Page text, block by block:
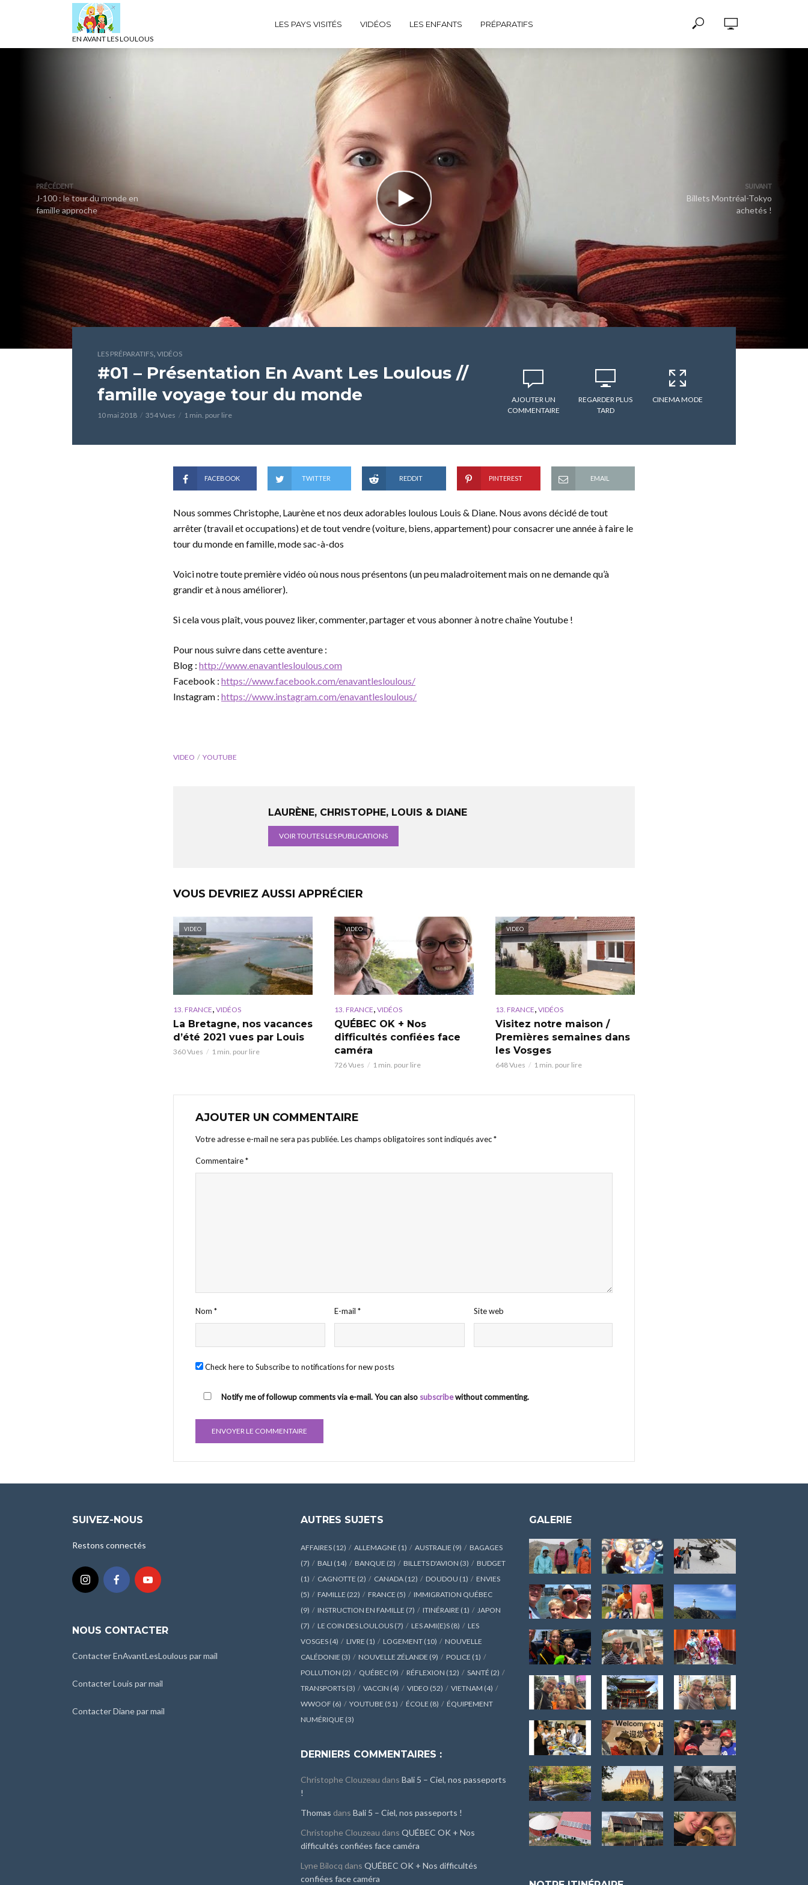
EN AVANT LES LOULOUS
LES PAYS VISITÉS VIDÉOS LES ENFANTS PRÉPARATIFS
PRÉCÉDENT
J-100 : le tour du monde en
famille approche
SUIVANT
Billets Montréal-Tokyo
achetés !
LES PRÉPARATIFS, VIDÉOS
#01 – Présentation En Avant Les Loulous //
famille voyage tour du monde
10 mai 2018 354 Vues 1 min. pour lire
AJOUTER UN
COMMENTAIRE
REGARDER PLUS
TARD
CINEMA MODE
FACEBOOK TWITTER REDDIT PINTEREST EMAIL
Nous sommes Christophe, Laurène et nos deux adorables loulous Louis & Diane. Nous avons décidé de tout
arrêter (travail et occupations) et de tout vendre (voiture, biens, appartement) pour consacrer une année à faire le
tour du monde en famille, mode sac-à-dos
Voici notre toute première vidéo où nous nous présentons (un peu maladroitement mais on ne demande qu’à
grandir et à nous améliorer).
Si cela vous plaît, vous pouvez liker, commenter, partager et vous abonner à notre chaîne Youtube !
Pour nous suivre dans cette aventure :
Blog : http://www.enavantlesloulous.com
Facebook : https://www.facebook.com/enavantlesloulous/
Instagram : https://www.instagram.com/enavantlesloulous/
VIDEO YOUTUBE
LAURÈNE, CHRISTOPHE, LOUIS & DIANE
VOIR TOUTES LES PUBLICATIONS
VOUS DEVRIEZ AUSSI APPRÉCIER
VIDEO
13. FRANCE, VIDÉOS
La Bretagne, nos vacances
d’été 2021 vues par Louis
360 Vues 1 min. pour lire
VIDEO
13. FRANCE, VIDÉOS
QUÉBEC OK + Nos
difficultés confiées face
caméra
726 Vues 1 min. pour lire
VIDEO
13. FRANCE, VIDÉOS
Visitez notre maison /
Premières semaines dans
les Vosges
648 Vues 1 min. pour lire
AJOUTER UN COMMENTAIRE
Votre adresse e-mail ne sera pas publiée. Les champs obligatoires sont indiqués avec*
Commentaire*
Nom * E-mail* Site web
Check here to Subscribe to notifications for new posts
Notify me of followup comments via e-mail. You can also subscribewithout commenting.
SUIVEZ-NOUS
Restons connectés
NOUS CONTACTER
Contacter EnAvantLesLoulous par mail
Contacter Louis par mail
Contacter Diane par mail
AUTRES SUJETS
AFFAIRES (12) ALLEMAGNE (1) AUSTRALIE (9)
BAGAGES
(7)
BALI (14) BANQUE (2) BILLETS D'AVION (3)
BUDGET
(1)
CAGNOTTE (2) CANADA (12) DOUDOU (1)
ENVIES
(5)
FAMILLE (22) FRANCE (5)
IMMIGRATION QUÉBEC
(9)
INSTRUCTION EN FAMILLE (7) ITINÉRAIRE (1)
JAPON
(7)
LE COIN DES LOULOUS (7) LES AMI(E)S (8)
LES
VOSGES (4) LIVRE (1) LOGEMENT (10)
NOUVELLE
CALÉDONIE (3) NOUVELLE ZÉLANDE (9) POLICE (1)
POLLUTION (2) QUÉBEC (9) RÉFLEXION (12) SANTÉ (2)
TRANSPORTS (3) VACCIN (4) VIDEO (52) VIETNAM (4)
WWOOF (6) YOUTUBE (51) ÉCOLE (8)
ÉQUIPEMENT
NUMÉRIQUE (3)
DERNIERS COMMENTAIRES :
Christophe Clouzeau dans Bali 5 – Ciel, nos passeports
!
Thomas dans Bali 5 – Ciel, nos passeports !
Christophe Clouzeau dans QUÉBEC OK + Nos
difficultés confiées face caméra
Lyne Bilocq dans QUÉBEC OK + Nos difficultés
confiées face caméra
GALERIE